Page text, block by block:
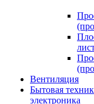
Вентиляция
Бытовая
электроника